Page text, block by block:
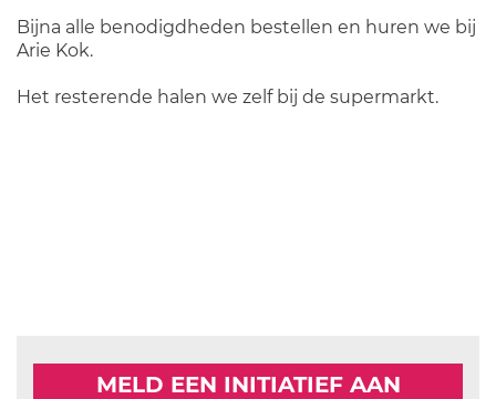
Bijna alle benodigdheden bestellen en huren we bij
Arie Kok.
Het resterende halen we zelf bij de supermarkt.
MELD EEN INITIATIEF AAN